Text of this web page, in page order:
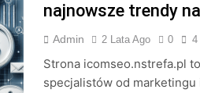
najnowsze trendy
Admin 2 Lata Ago 0 4
Strona icomseo.nstrefa.pl
specjalistów od